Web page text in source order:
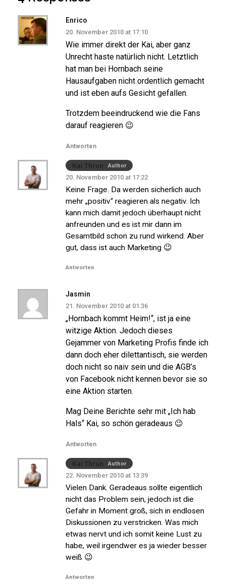
Enrico
20. November 2010 at 17:10
Wie immer direkt der Kai, aber ganz
Unrecht haste natürlich nicht. Letztlich
hat man bei Hornbach seine
Hausaufgaben nicht ordentlich gemacht
und ist eben aufs Gesicht gefallen.
Trotzdem beeindruckend wie die Fans
darauf reagieren 😉
Antworten
Kai Thrun Author
20. November 2010 at 17:22
Keine Frage. Da werden sicherlich auch
mehr „positiv“ reagieren als negativ. Ich
kann mich damit jedoch überhaupt nicht
anfreunden und es ist mir dann im
Gesamtbild schon zu rund wirkend. Aber
gut, dass ist auch Marketing 😉
Antworten
Jasmin
21. November 2010 at 01:36
„Hornbach kommt Heim!“, ist ja eine
witzige Aktion. Jedoch dieses
Gejammer von Marketing Profis finde ich
dann doch eher dilettantisch, sie werden
doch nicht so naiv sein und die AGB’s
von Facebook nicht kennen bevor sie so
eine Aktion starten.
Mag Deine Berichte sehr mit „Ich hab
Hals“ Kai, so schön geradeaus 😉
Antworten
Kai Thrun Author
22. November 2010 at 13:39
Vielen Dank. Geradeaus sollte eigentlich
nicht das Problem sein, jedoch ist die
Gefahr in Moment groß, sich in endlosen
Diskussionen zu verstricken. Was mich
etwas nervt und ich somit keine Lust zu
habe, weil irgendwer es ja wieder besser
weiß 😉
Antworten